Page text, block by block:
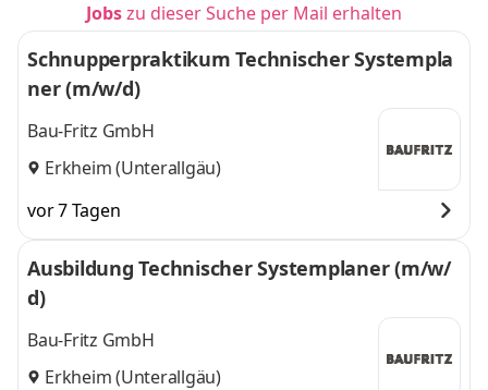
Jobszu dieser Suche per Mail erhalten
Schnupperpraktikum Technischer Systempla
ner (m/w/d)
Bau-Fritz GmbH
Erkheim (Unterallgäu)
vor 7 Tagen
Ausbildung Technischer Systemplaner (m/w/
d)
Bau-Fritz GmbH
Erkheim (Unterallgäu)